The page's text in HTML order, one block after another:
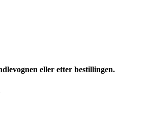
eller etter bestillingen.